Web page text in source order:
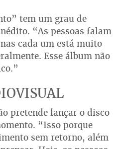
tem um grau de
“As pessoas falam
cada um está muito
Esse álbum não
pretende lançar o disco
“Isso porque
sem retorno, além